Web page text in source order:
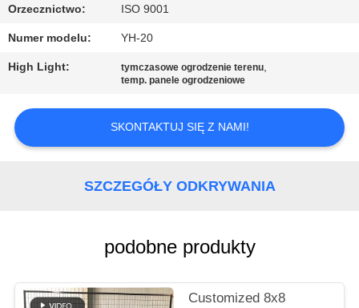
SKONTAKTUJ
SIĘ
NAMI
AKTUALNOŚCI
WYCENĘ
Orzecznictwo: ISO 9001
Numer modelu: YH-20
High Light: tymczasowe ogrodzenie terenu,
temp. panele ogrodzeniowe
SKONTAKTUJ SIĘ Z NAMI!
SZCZEGÓŁY ODKRYWANIA
podobne produkty
Customized 8x8